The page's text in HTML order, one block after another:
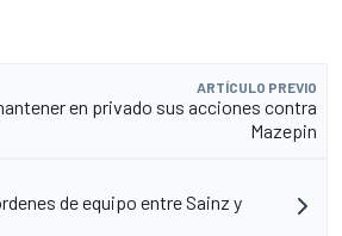
ARTÍCULO PREVIO
en privado sus acciones contra
Mazepin
de equipo entre Sainz y